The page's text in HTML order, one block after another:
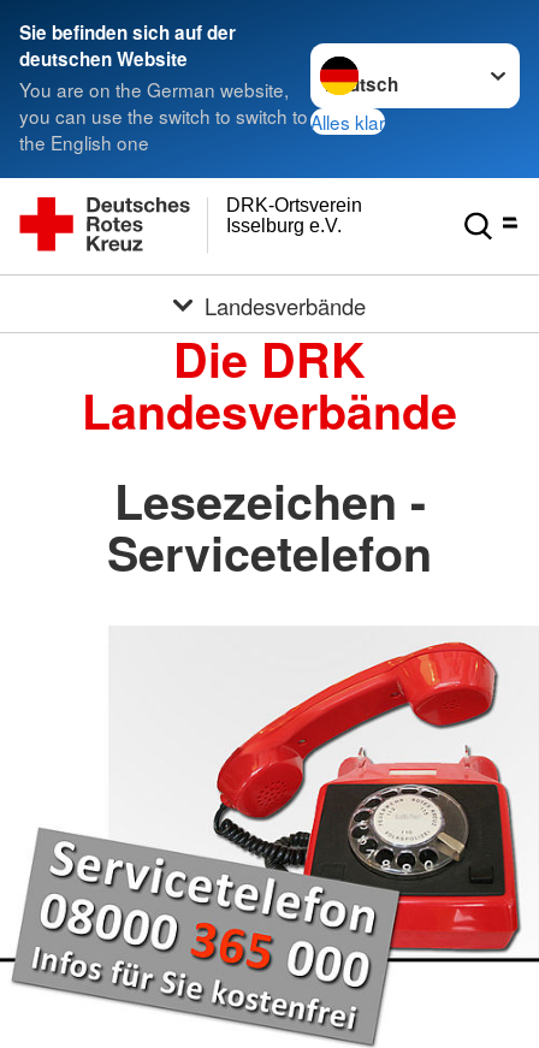
Sie befinden sich auf der
deutschen Website
You are on the German website,
you can use the switch to switch to
the English one
Sprache wechseln zu
Alles klar
Isselburg e.V.
DRK-Ortsverein
Landesverbände
Die DRK
Landesverbände
Lesezeichen -
Servicetelefon